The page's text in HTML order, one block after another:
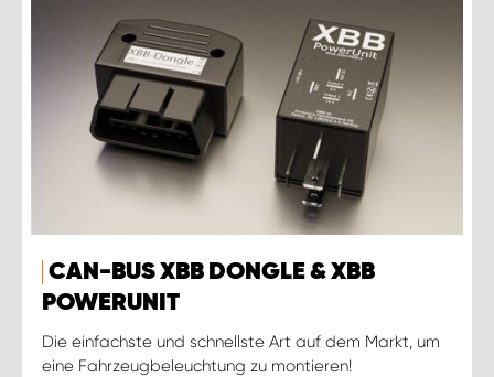
CAN-BUS XBB DONGLE & XBB
POWERUNIT
Die einfachste und schnellste Art auf dem Markt, um
eine Fahrzeugbeleuchtung zu montieren!